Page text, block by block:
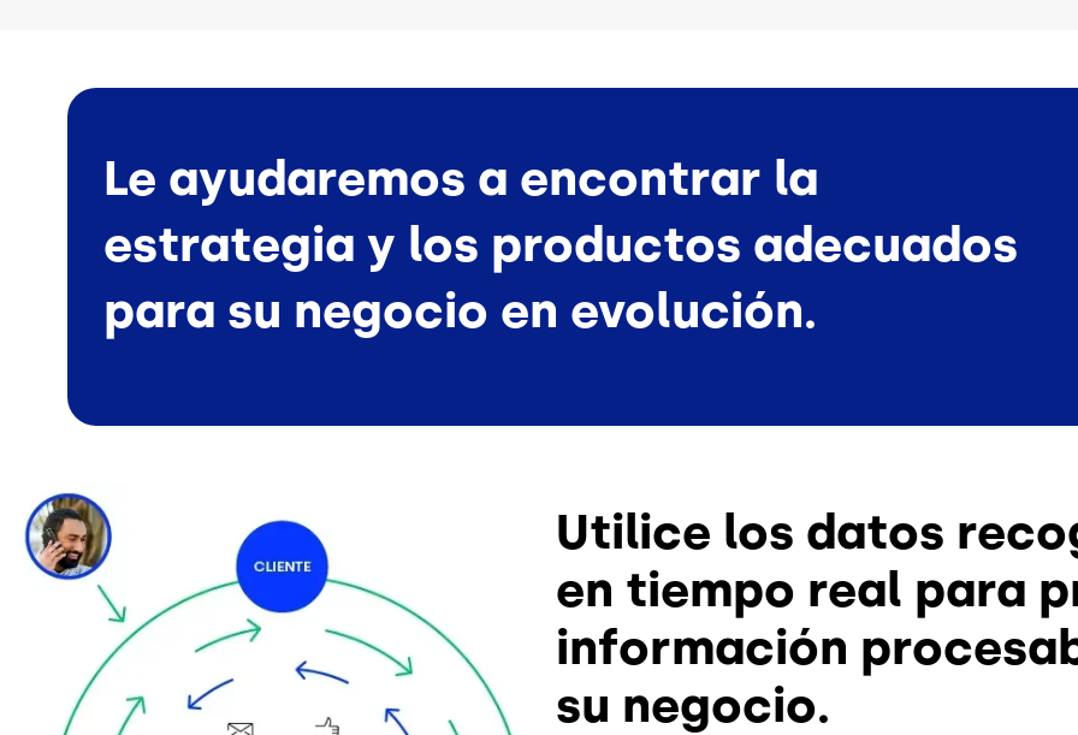
Le ayudaremos a encontrar la
estrategia y los productos adecuados
para su negocio en evolución.
Imagen
Utilice los datos
en tiempo real para
información
su negocio.